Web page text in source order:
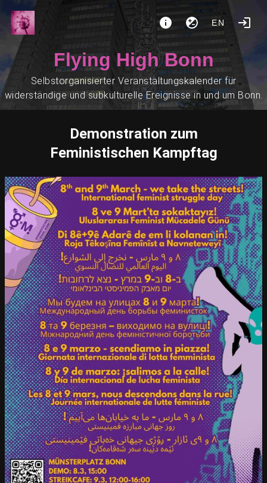
EN
Flying High Bonn
Selbstorganisierter Veranstaltungskalender für
widerständige und subkulturelle Ereignisse in und um Bonn.
Demonstration zum
Feministischen Kampftag